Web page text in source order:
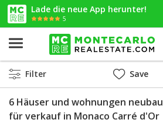
Lade die neue App herunter!
5
Filter Save
6 Häuser und wohnungen neubau
für verkauf in Monaco Carré d'Or